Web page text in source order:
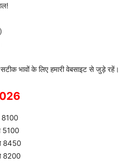
भावों के लिए हमारी वेबसाइट से जुड़े रहें।